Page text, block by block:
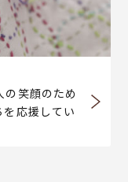
の笑顔のため
応援してい